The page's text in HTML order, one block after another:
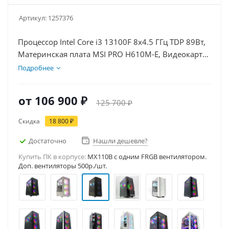
Артикул: 1257376
Процессор Intel Core i3 13100F 8x4.5 ГГц TDP 89Вт,
Материнская плата MSI PRO H610M-E, Видеокарта
RTX 3050 8Гб, Память DDR4 32Gb, Диски SSD
Подробнее
от 106 900 ₽ 125 700 ₽
Скидка 18 800 ₽
Достаточно
Нашли дешевле?
Купить ПК в корпусе: MX110B c одним FRGB вентилятором.
Доп. вентиляторы 500р./шт.